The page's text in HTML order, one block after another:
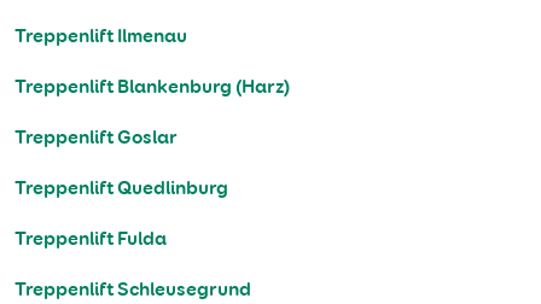
Treppenlift Ilmenau
Treppenlift Blankenburg (Harz)
Treppenlift Goslar
Treppenlift Quedlinburg
Treppenlift Fulda
Treppenlift Schleusegrund